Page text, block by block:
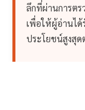
ลึกที่ผ่านการตร
เพื่อให้ผู้อ่านไ
ประโยชน์สูงสุ